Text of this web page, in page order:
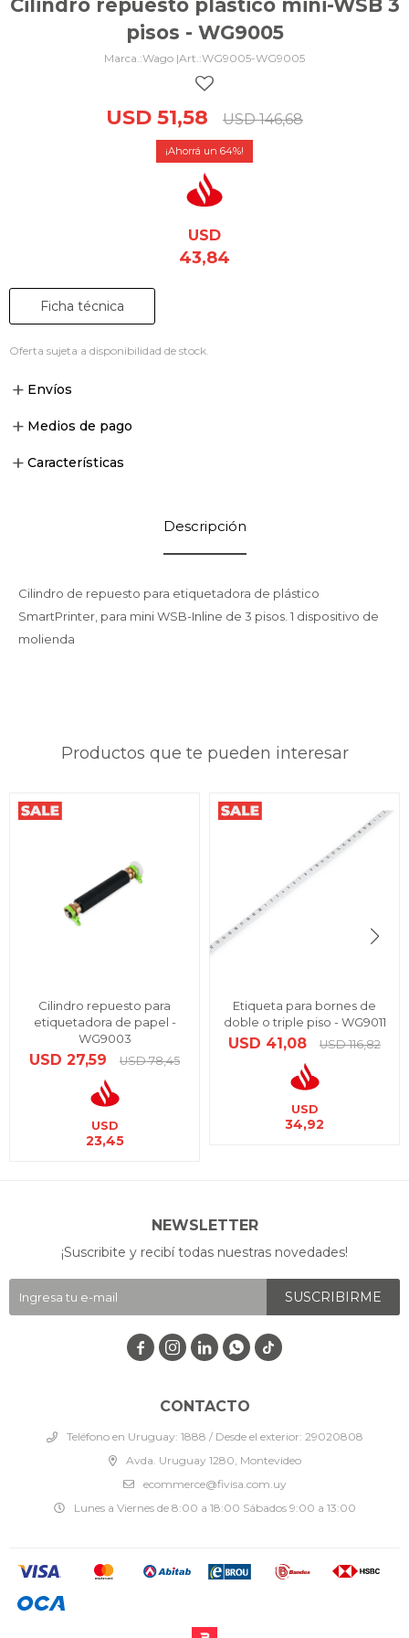
Cilindro repuesto plástico mini-WSB 3
pisos - WG9005
Wago | WG9005-WG9005
USD 51,58 USD 146,68
64
USD
43,84
Ficha técnica
Oferta sujeta a disponibilidad de stock.
Envíos
Medios de pago
Características
Descripción
Cilindro de repuesto para etiquetadora de plástico
SmartPrinter, para mini WSB-Inline de 3 pisos. 1 dispositivo de
molienda
Productos que te pueden interesar
Cilindro repuesto para
etiquetadora de papel -
WG9003
USD 27,59 USD 78,45
USD
23,45
Etiqueta para bornes de
doble o triple piso - WG9011
USD 41,08 USD 116,82
USD
34,92
CONTACTO
Teléfono en Uruguay: 1888 / Desde el exterior: 29020808
Avda. Uruguay 1280, Montevideo
ecommerce@fivisa.com.uy
Lunes a Viernes de 8:00 a 18:00 Sábados 9:00 a 13:00
NEWSLETTER
¡Suscribite y recibí todas nuestras novedades!
SUSCRIBIRME
   